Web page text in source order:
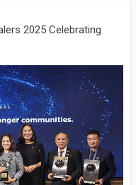
2025 Celebrating